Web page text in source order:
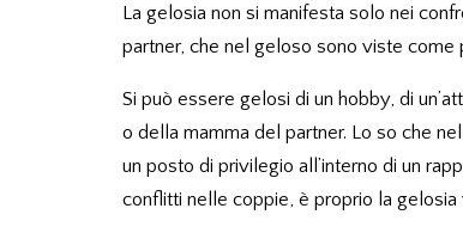
La gelosia non si manifesta solo nei
partner, che nel geloso sono viste come
Si può essere gelosi di un hobby, di
o della mamma del partner. Lo so che
un posto di privilegio all’interno di un
conflitti nelle coppie, è proprio la gelosia